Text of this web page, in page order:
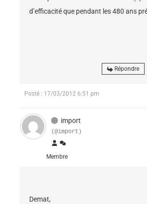
d’efficacité que pendant les 480 ans
Répondre
Posté : 17/03/2012 6:51 pm
import
(@import)
Membre
Demat,